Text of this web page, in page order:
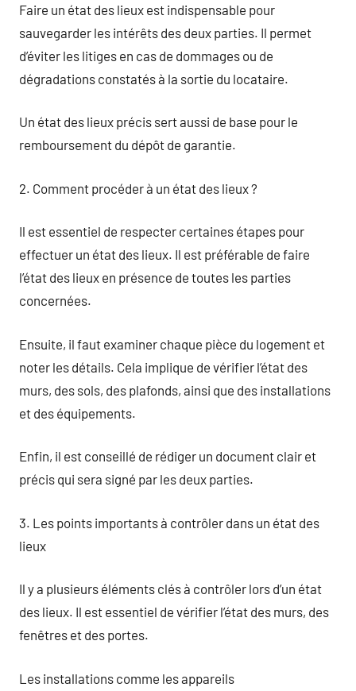
Faire un état des lieux est indispensable pour
sauvegarder les intérêts des deux parties. Il permet
d’éviter les litiges en cas de dommages ou de
dégradations constatés à la sortie du locataire.
Un état des lieux précis sert aussi de base pour le
remboursement du dépôt de garantie.
2. Comment procéder à un état des lieux ?
Il est essentiel de respecter certaines étapes pour
effectuer un état des lieux. Il est préférable de faire
l’état des lieux en présence de toutes les parties
concernées.
Ensuite, il faut examiner chaque pièce du logement et
noter les détails. Cela implique de vérifier l’état des
murs, des sols, des plafonds, ainsi que des installations
et des équipements.
Enfin, il est conseillé de rédiger un document clair et
précis qui sera signé par les deux parties.
3. Les points importants à contrôler dans un état des
lieux
Il y a plusieurs éléments clés à contrôler lors d’un état
des lieux. Il est essentiel de vérifier l’état des murs, des
fenêtres et des portes.
Les installations comme les appareils